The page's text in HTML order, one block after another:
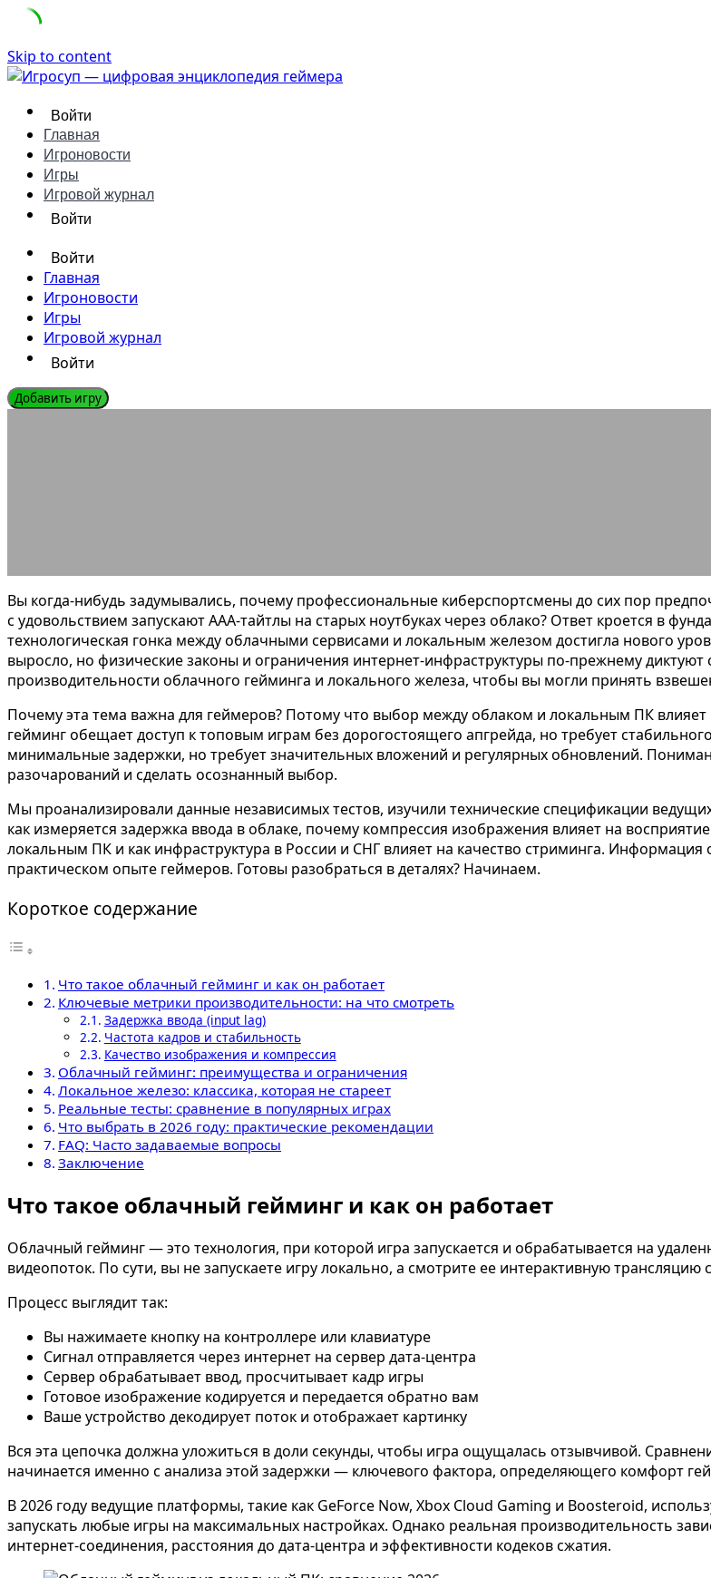
Skip to content
Войти
Главная
Игроновости
Игры
Игровой журнал
Войти
Войти
Главная
Игроновости
Игры
Игровой журнал
Войти
Добавить игру
Вы когда-нибудь задумывались, почему профессиональные киберспортсмены до сих пор
с удовольствием запускают AAA-тайтлы на старых ноутбуках через облако? Ответ кроется в
технологическая гонка между облачными сервисами и локальным железом достигла нового
выросло, но физические законы и ограничения интернет-инфраструктуры по-прежнему
производительности облачного гейминга и локального железа, чтобы вы могли принять
Почему эта тема важна для геймеров? Потому что выбор между облаком и локальным ПК
гейминг обещает доступ к топовым играм без дорогостоящего апгрейда, но требует
минимальные задержки, но требует значительных вложений и регулярных обновлений.
разочарований и сделать осознанный выбор.
Мы проанализировали данные независимых тестов, изучили технические спецификации
как измеряется задержка ввода в облаке, почему компрессия изображения влияет на
локальным ПК и как инфраструктура в России и СНГ влияет на качество стриминга.
практическом опыте геймеров. Готовы разобраться в деталях? Начинаем.
Короткое содержание
Что такое облачный гейминг и как он работает
Ключевые метрики производительности: на что смотреть
Задержка ввода (input lag)
Частота кадров и стабильность
Качество изображения и компрессия
Облачный гейминг: преимущества и ограничения
Локальное железо: классика, которая не стареет
Реальные тесты: сравнение в популярных играх
Что выбрать в 2026 году: практические рекомендации
FAQ: Часто задаваемые вопросы
Заключение
Что такое облачный гейминг и как он работает
Облачный гейминг — это технология, при которой игра запускается и обрабатывается на
видеопоток. По сути, вы не запускаете игру локально, а смотрите ее интерактивную
Процесс выглядит так:
Вы нажимаете кнопку на контроллере или клавиатуре
Сигнал отправляется через интернет на сервер дата-центра
Сервер обрабатывает ввод, просчитывает кадр игры
Готовое изображение кодируется и передается обратно вам
Ваше устройство декодирует поток и отображает картинку
Вся эта цепочка должна уложиться в доли секунды, чтобы игра ощущалась отзывчивой.
начинается именно с анализа этой задержки — ключевого фактора, определяющего комфорт
В 2026 году ведущие платформы, такие как GeForce Now, Xbox Cloud Gaming и Boosteroid,
запускать любые игры на максимальных настройках. Однако реальная производительность
интернет-соединения, расстояния до дата-центра и эффективности кодеков сжатия.